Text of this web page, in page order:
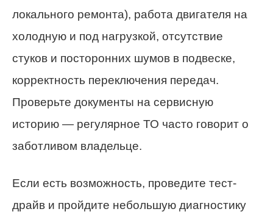
локального ремонта), работа двигателя на
холодную и под нагрузкой, отсутствие
стуков и посторонних шумов в подвеске,
корректность переключения передач.
Проверьте документы на сервисную
историю — регулярное ТО часто говорит о
заботливом владельце.
Если есть возможность, проведите тест-
драйв и пройдите небольшую диагностику